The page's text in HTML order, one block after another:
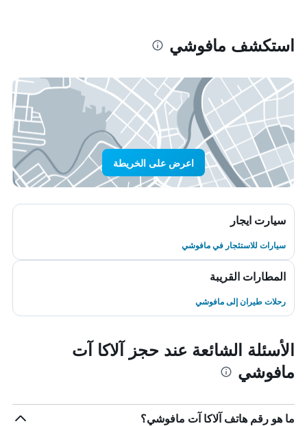
استكشف مافوشي
اعرض على الخريطة
سيارت ايجار
سيارات للاستئجار في مافوشي
المطارات القريبة
رحلات طيران إلى مافوشي
الأسئلة الشائعة عند حجز آلاكا آت
مافوشي
ما هو رقم هاتف آلاكا آت مافوشي؟